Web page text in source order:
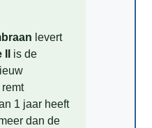
levert
is de
1 jaar heeft
dan de